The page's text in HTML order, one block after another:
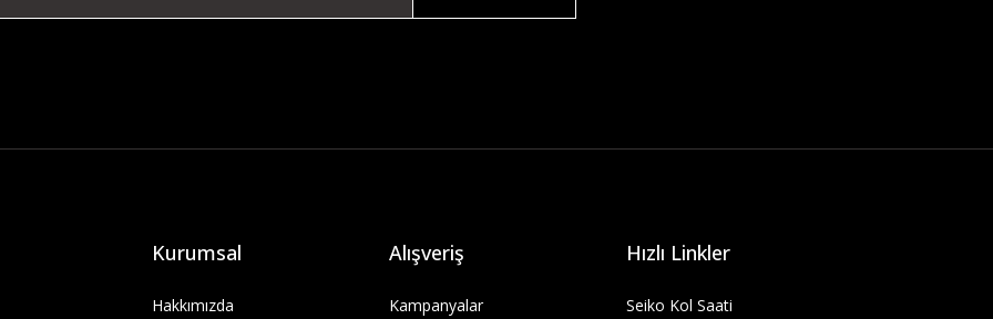
Kurumsal
Hakkımızda
Alışveriş
Kampanyalar
Hızlı Linkler
Seiko Kol Saati